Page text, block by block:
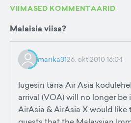
VIIMASED KOMMENTAARID
Malaisia viisa?
marika3126. okt 2010 16:04
lugesin täna Air Asia
arrival (VOA) will no longer be
AirAsia & AirAsia X would like